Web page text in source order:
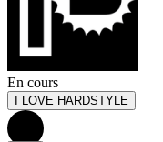
En cours
I LOVE HARDSTYLE